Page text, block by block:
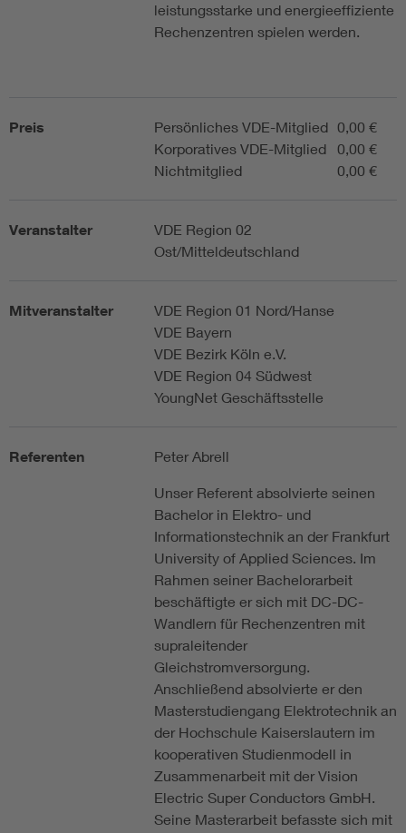
leistungsstarke und energieeffiziente
Rechenzentren spielen werden.
Preis Persönliches VDE-Mitglied 0,00 €
Korporatives VDE-Mitglied
0,00 €
Nichtmitglied
0,00 €
Veranstalter
VDE Region 02
Ost/Mitteldeutschland
Mitveranstalter
VDE Region 01 Nord/Hanse
VDE Bayern
VDE Bezirk Köln e.V.
VDE Region 04 Südwest
YoungNet Geschäftsstelle
Referenten Peter Abrell
Unser Referent absolvierte seinen
Bachelor in Elektro- und
Informationstechnik an der Frankfurt
University of Applied Sciences. Im
Rahmen seiner Bachelorarbeit
beschäftigte er sich mit DC-DC-
Wandlern für Rechenzentren mit
supraleitender
Gleichstromversorgung.
Anschließend absolvierte er den
Masterstudiengang Elektrotechnik an
der Hochschule Kaiserslautern im
kooperativen Studienmodell in
Zusammenarbeit mit der Vision
Electric Super Conductors GmbH.
Seine Masterarbeit befasste sich mit